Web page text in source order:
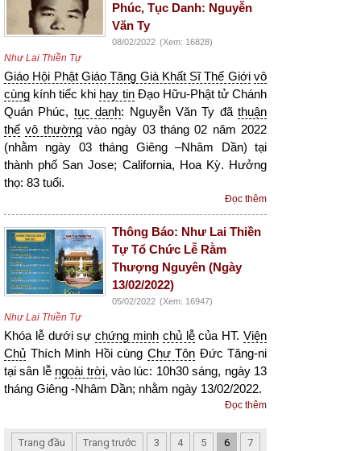
Phúc, Tục Danh: Nguyễn
Văn Ty
08/02/2022 (Xem: 16828)
Như Lai Thiền Tự
Giáo Hội Phật Giáo Tăng Già Khất Sĩ Thế Giới vô
cùng kính tiếc khi hay tinĐạo Hữu-Phật tử Chánh
Quán Phúc, tục danh: Nguyễn Văn Ty đã thuận
thế vô thườngvào ngày 03 tháng 02 năm 2022
(nhằm ngày 03 tháng Giêng –Nhâm Dần) tại
thành phố San Jose; California, Hoa Kỳ. Hưởng
thọ: 83 tuổi.
Đọc thêm
Thông Báo: Như Lai Thiền
Tự Tổ Chức Lễ Rằm
Thượng Nguyên (Ngày
13/02/2022)
05/02/2022 (Xem: 16947)
Như Lai Thiền Tự
Khóa lễ dưới sựchứng minh chủ lễcủa HT.Viện
Chủ Thích Minh Hồi cùng Chư Tôn Đức Tăng-ni
tại sân lễ ngoài trời, vào lúc: 10h30 sáng, ngày 13
tháng Giêng -Nhâm Dần; nhằm ngày 13/02/2022.
Đọc thêm
Trang đầu Trang trước 3 4 5 6
7